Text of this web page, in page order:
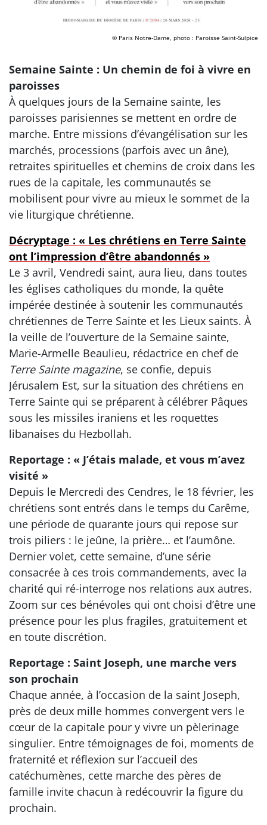
© Paris Notre-Dame, photo : Paroisse Saint-Sulpice
Semaine Sainte : Un chemin de foi à vivre en
paroisses
À quelques jours de la Semaine sainte, les
paroisses parisiennes se mettent en ordre de
marche. Entre missions d’évangélisation sur les
marchés, processions (parfois avec un âne),
retraites spirituelles et chemins de croix dans les
rues de la capitale, les communautés se
mobilisent pour vivre au mieux le sommet de la
vie liturgique chrétienne.
Décryptage : « Les chrétiens en Terre Sainte
ont l’impression d’être abandonnés »
Le 3 avril, Vendredi saint, aura lieu, dans toutes
les églises catholiques du monde, la quête
impérée destinée à soutenir les communautés
chrétiennes de Terre Sainte et les Lieux saints. À
la veille de l’ouverture de la Semaine sainte,
Marie-Armelle Beaulieu, rédactrice en chef de
Terre Sainte magazine, se confie, depuis
Jérusalem Est, sur la situation des chrétiens en
Terre Sainte qui se préparent à célébrer Pâques
sous les missiles iraniens et les roquettes
libanaises du Hezbollah.
Reportage : « J’étais malade, et vous m’avez
visité »
Depuis le Mercredi des Cendres, le 18 février, les
chrétiens sont entrés dans le temps du Carême,
une période de quarante jours qui repose sur
trois piliers : le jeûne, la prière… et l’aumône.
Dernier volet, cette semaine, d’une série
consacrée à ces trois commandements, avec la
charité qui ré-interroge nos relations aux autres.
Zoom sur ces bénévoles qui ont choisi d’être une
présence pour les plus fragiles, gratuitement et
en toute discrétion.
Reportage : Saint Joseph, une marche vers
son prochain
Chaque année, à l’occasion de la saint Joseph,
près de deux mille hommes convergent vers le
cœur de la capitale pour y vivre un pèlerinage
singulier. Entre témoignages de foi, moments de
fraternité et réflexion sur l’accueil des
catéchumènes, cette marche des pères de
famille invite chacun à redécouvrir la figure du
prochain.